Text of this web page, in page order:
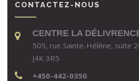
CONTACTEZ-NOUS
CENTRE LA
505, rue Sainte-Hélène, suite
J4K 3R5
+450-442-0350